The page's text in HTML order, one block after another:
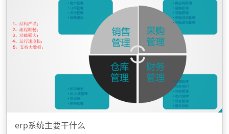
erp系统主要干什么